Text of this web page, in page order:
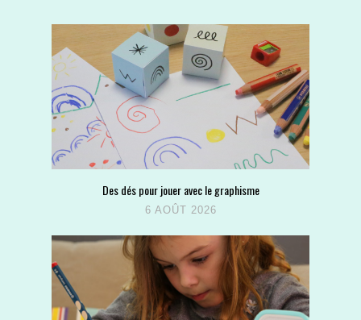
Des dés pour jouer avec le graphisme
6 AOÛT 2026